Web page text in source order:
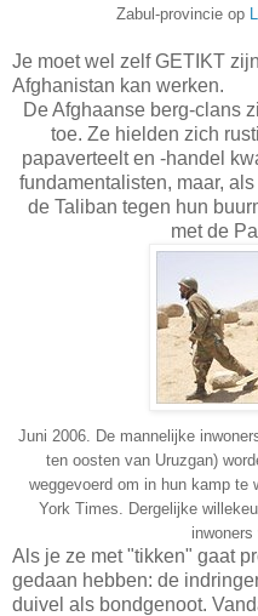
Zabul-provincie op
Je moet wel zelf GETIKT
Afghanistan kan werken.
De Afghaanse berg-clans
toe. Ze hielden zich
papaverteelt en -handel
fundamentalisten, maar,
de Taliban tegen hun
met de
Juni 2006. De mannelijke
ten oosten van Uruzgan)
weggevoerd om in hun kamp te
York Times. Dergelijke
inwoners
Als je ze met "tikken" gaat
gedaan hebben: de
duivel als bondgenoot.